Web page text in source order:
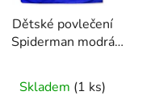
Dětské povlečení
Spiderman modrá
jednu postel
Skladem (1 ks)